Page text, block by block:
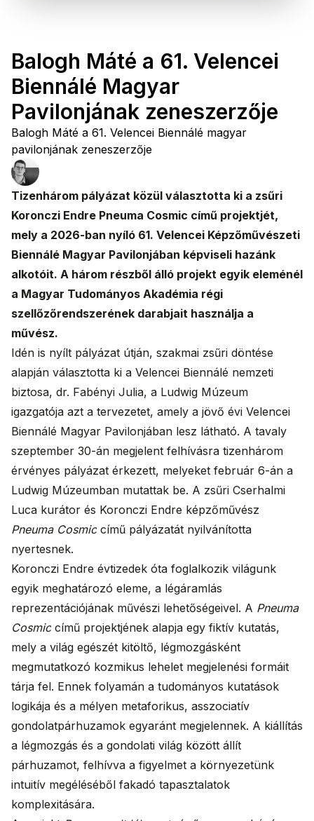
Balogh Máté a 61. Velencei
Biennálé Magyar
Pavilonjának zeneszerzője
Balogh Máté a 61. Velencei Biennálé magyar
pavilonjának zeneszerzője
Tizenhárom pályázat közül választotta ki a zsűri
Koronczi Endre Pneuma Cosmic című projektjét,
mely a 2026-ban nyíló 61. Velencei Képzőművészeti
Biennálé Magyar Pavilonjában képviseli hazánk
alkotóit. A három részből álló projekt egyik eleménél
a Magyar Tudományos Akadémia régi
szellőzőrendszerének darabjait használja a
művész.
Idén is nyílt pályázat útján, szakmai zsűri döntése
alapján választotta ki a Velencei Biennálé nemzeti
biztosa, dr. Fabényi Julia, a Ludwig Múzeum
igazgatója azt a tervezetet, amely a jövő évi Velencei
Biennálé Magyar Pavilonjában lesz látható. A tavaly
szeptember 30-án megjelent felhívásra tizenhárom
érvényes pályázat érkezett, melyeket február 6-án a
Ludwig Múzeumban mutattak be. A zsűri Cserhalmi
Luca kurátor és Koronczi Endre képzőművész
Pneuma Cosmic című pályázatát nyilvánította
nyertesnek.
Koronczi Endre évtizedek óta foglalkozik világunk
egyik meghatározó eleme, a légáramlás
reprezentációjának művészi lehetőségeivel. A Pneuma
Cosmic című projektjének alapja egy fiktív kutatás,
mely a világ egészét kitöltő, légmozgásként
megmutatkozó kozmikus lehelet megjelenési formáit
tárja fel. Ennek folyamán a tudományos kutatások
logikája és a mélyen metaforikus, asszociatív
gondolatpárhuzamok egyaránt megjelennek. A kiállítás
a légmozgás és a gondolati világ között állít
párhuzamot, felhívva a figyelmet a környezetünk
intuitív megéléséből fakadó tapasztalatok
komplexitására.